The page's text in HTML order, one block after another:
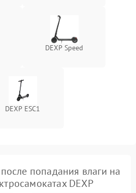
DEXP Speed
DEXP ESC1
попадания влаги на
DEXP